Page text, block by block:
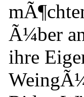
Ã¼ber
ihre